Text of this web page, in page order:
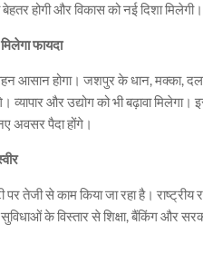
होगी और विकास को नई दिशा मिलेगी।
फायदा
आसान होगा। जशपुर के धान, मक्का,
और उद्योग को भी बढ़ावा मिलेगा।
अवसर पैदा होंगे।
से काम किया जा रहा है। राष्ट्रीय
के विस्तार से शिक्षा, बैंकिंग और